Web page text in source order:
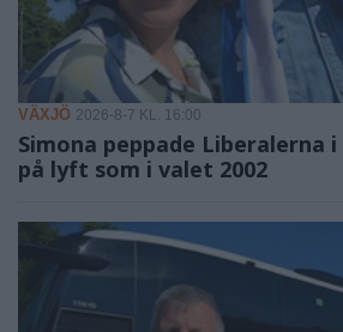
VÄXJÖ 2026-8-7 KL. 16:00
Simona peppade Liberalerna
på lyft som i valet 2002